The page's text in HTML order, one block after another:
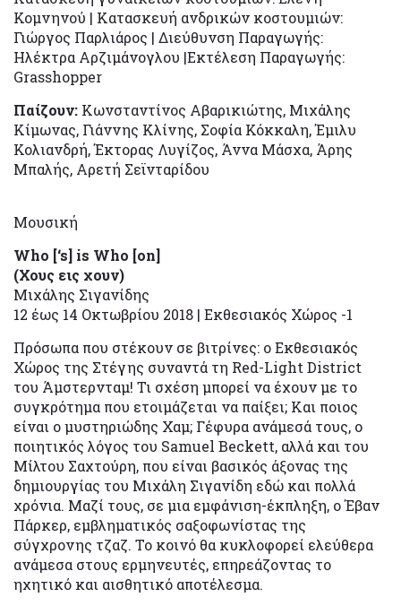
Κομνηνού | Κατασκευή ανδρικών κοστουμιών:
Γιώργος Παρλιάρος | Διεύθυνση Παραγωγής:
Ηλέκτρα Αρζιμάνογλου |Εκτέλεση Παραγωγής:
Grasshopper
Παίζουν: Κωνσταντίνος Αβαρικιώτης, Μιχάλης
Κίμωνας, Γιάννης Κλίνης, Σοφία Κόκκαλη, Έμιλυ
Κολιανδρή, Έκτορας Λυγίζος, Άννα Μάσχα, Άρης
Μπαλής, Αρετή Σεϊνταρίδου
Μουσική
Who [‘s] is Who [on]
(Χους εις χουν)
Μιχάλης Σιγανίδης
12 έως 14 Οκτωβρίου 2018 | Εκθεσιακός Χώρος -1
Πρόσωπα που στέκουν σε βιτρίνες: ο Εκθεσιακός
Χώρος της Στέγης συναντά τη Red-Light District
του Άμστερνταμ! Τι σχέση μπορεί να έχουν με το
συγκρότημα που ετοιμάζεται να παίξει; Και ποιος
είναι ο μυστηριώδης Χαμ; Γέφυρα ανάμεσά τους, ο
ποιητικός λόγος του Samuel Beckett, αλλά και του
Μίλτου Σαχτούρη, που είναι βασικός άξονας της
δημιουργίας του Μιχάλη Σιγανίδη εδώ και πολλά
χρόνια. Μαζί τους, σε μια εμφάνιση-έκπληξη, ο Έβαν
Πάρκερ, εμβληματικός σαξοφωνίστας της
σύγχρονης τζαζ. Το κοινό θα κυκλοφορεί ελεύθερα
ανάμεσα στους ερμηνευτές, επηρεάζοντας το
ηχητικό και αισθητικό αποτέλεσμα.